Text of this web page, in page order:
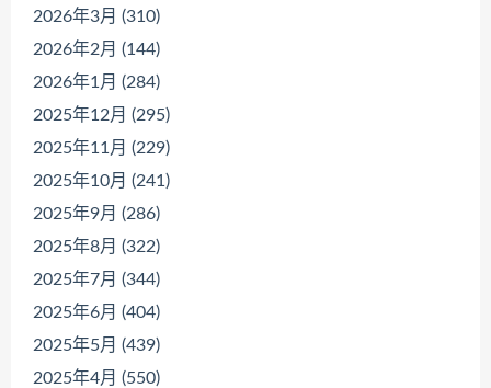
2026年3月 (310)
2026年2月 (144)
2026年1月 (284)
2025年12月 (295)
2025年11月 (229)
2025年10月 (241)
2025年9月 (286)
2025年8月 (322)
2025年7月 (344)
2025年6月 (404)
2025年5月 (439)
2025年4月 (550)